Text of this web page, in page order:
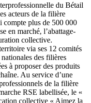
du Bétail
acteurs de la filière
compte plus de 500 000
en marché, l’abattage-
collective.
via ses 12 comités
des filières
à proposer des produits
Au service d’une
de la filière
RSE labellisée, le «
collective « Aimez la